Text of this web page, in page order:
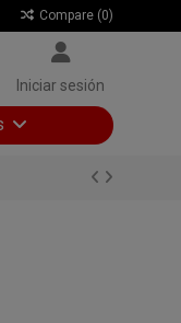
Compare (0)
Iniciar sesión